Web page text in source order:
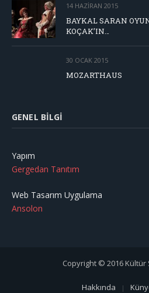
14 HAZIRAN 2015
BAYKAL SARAN
KOÇAK’IN…
30 OCAK 2015
MOZARTHAUS
GENEL BILGI
Yapım
Gergedan Tanıtım
Web Tasarım Uygulama
Ansolon
Copyright © 2016 Kültür
Hakkında